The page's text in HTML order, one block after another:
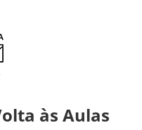
às Aulas